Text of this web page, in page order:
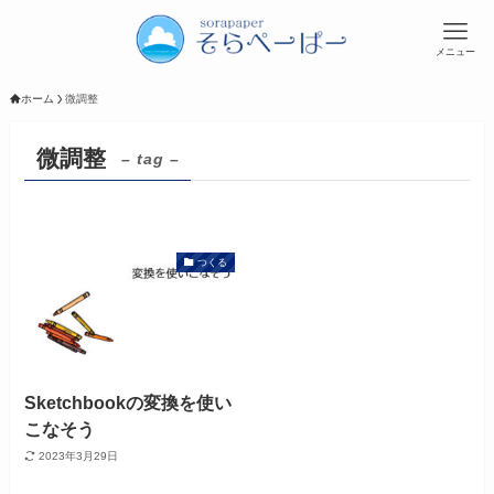
メニュー
ホーム 微調整
微調整 – tag –
つくる
Sketchbookの変換を使い
こなそう
2023年3月29日